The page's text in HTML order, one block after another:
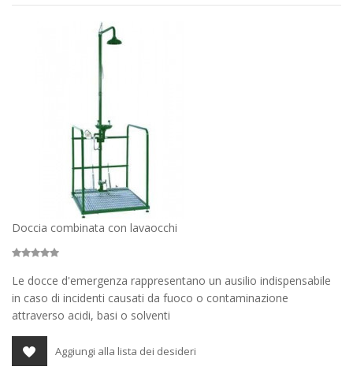
Doccia combinata con lavaocchi
Le docce d'emergenza rappresentano un ausilio indispensabile
in caso di incidenti causati da fuoco o contaminazione
attraverso acidi, basi o solventi
Aggiungi alla lista dei desideri